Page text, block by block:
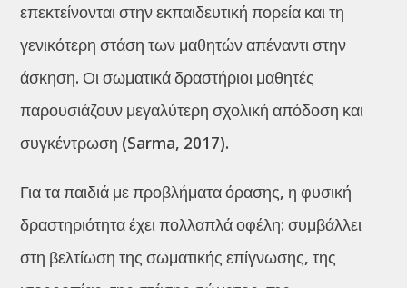
επεκτείνονται στην εκπαιδευτική πορεία και τη
γενικότερη στάση των μαθητών απέναντι στην
άσκηση. Οι σωματικά δραστήριοι μαθητές
παρουσιάζουν μεγαλύτερη σχολική απόδοση και
συγκέντρωση (Sarma, 2017).
Για τα παιδιά με προβλήματα όρασης, η φυσική
δραστηριότητα έχει πολλαπλά οφέλη: συμβάλλει
στη βελτίωση της σωματικής επίγνωσης, της